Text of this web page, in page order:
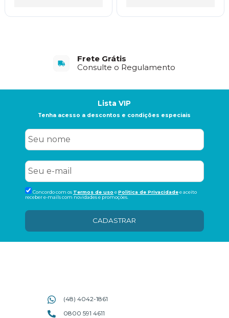
Frete Grátis
Consulte o Regulamento
Lista VIP
Tenha acesso a descontos e condições especiais
Concordo com os Termos de uso ePolitica de Privacidadee aceito
receber e-mails com novidades e promoções.
CADASTRAR
(48) 4042-1861
0800 591 4611